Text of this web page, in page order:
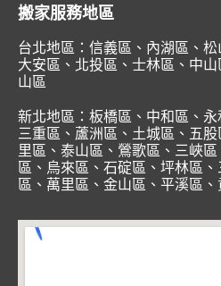
搬家服務地區
台北地區： 信義區 、 內湖區 、 松
大安區 、 北投區 、 士林區 、 中山
山區
新北地區： 板橋區 、 中和區 、
三重區 、 蘆洲區 、 土城區 、 五股
里區 、 泰山區 、 鶯歌區 、 三峽區
區 、 烏來區 、 石碇區 、 坪林區 、
區 、 萬里區 、 金山區 、 平溪區 、